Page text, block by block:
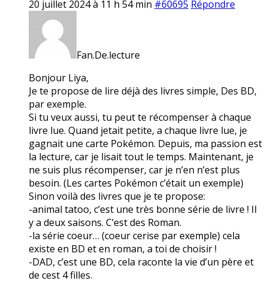
20 juillet 2024 à 11 h 54 min #60695 Répondre
Fan.De.lecture
Bonjour Liya,
Je te propose de lire déjà des livres simple, Des BD,
par exemple.
Si tu veux aussi, tu peut te récompenser à chaque
livre lue. Quand jetait petite, a chaque livre lue, je
gagnait une carte Pokémon. Depuis, ma passion est
la lecture, car je lisait tout le temps. Maintenant, je
ne suis plus récompenser, car je n’en n’est plus
besoin. (Les cartes Pokémon c’était un exemple)
Sinon voilà des livres que je te propose:
-animal tatoo, c’est une très bonne série de livre ! Il
y a deux saisons. C’est des Roman.
-la série coeur… (coeur cerise par exemple) cela
existe en BD et en roman, a toi de choisir !
-DAD, c’est une BD, cela raconte la vie d’un père et
de cest 4 filles.